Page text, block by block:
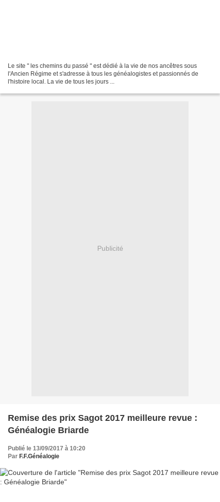
Le site " les chemins du passé " est dédié à la vie de nos ancêtres sous
l'Ancien Régime et s'adresse à tous les généalogistes et passionnés de
l'histoire local. La vie de tous les jours ...
Publicité
Remise des prix Sagot 2017 meilleure revue :
Généalogie Briarde
Publié le 13/09/2017 à 10:20
Par F.F.Généalogie